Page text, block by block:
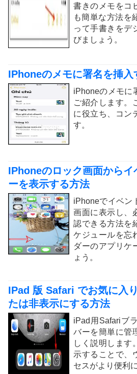
書きのメモをコ
も簡単な方法を
って手書きをデ
びましょう。
IPhoneのメモに署名を挿入
iPhoneのメモに
ご紹介します。
に役立ち、コン
す。
IPhoneのロック画面からイ
ーを表示する方法
iPhoneでイベン
画面に表示し、
認できる方法を
ケジュールを忘
ダーのアプリケ
ょう。
IPad 版 Safari でお気に入
たは非表示にする方法
iPad用Safariブ
バーを簡単に管
しく説明します
示することで、
セスがより便利